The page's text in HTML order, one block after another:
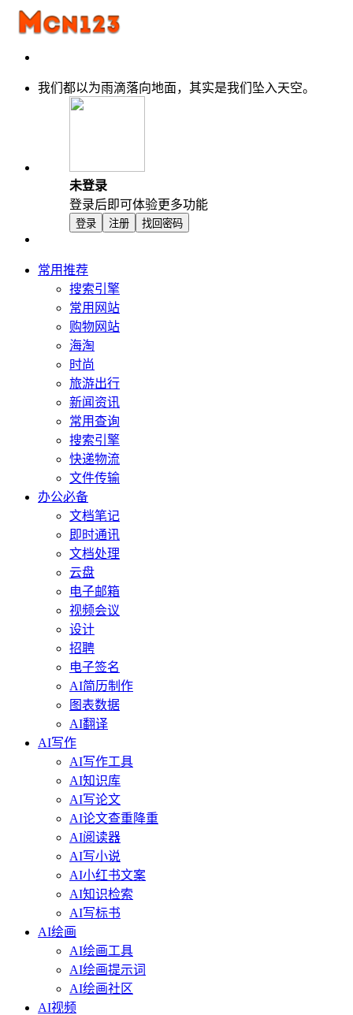
我们都以为雨滴落向地面，其实是我们坠入天空。
未登录
登录后即可体验更多功能
登录 注册 找回密码
常用推荐
搜索引擎
常用网站
购物网站
海淘
时尚
旅游出行
新闻资讯
常用查询
搜索引擎
快递物流
文件传输
办公必备
文档笔记
即时通讯
文档处理
云盘
电子邮箱
视频会议
设计
招聘
电子签名
AI简历制作
图表数据
AI翻译
AI写作
AI写作工具
AI知识库
AI写论文
AI论文查重降重
AI阅读器
AI写小说
AI小红书文案
AI知识检索
AI写标书
AI绘画
AI绘画工具
AI绘画提示词
AI绘画社区
AI视频